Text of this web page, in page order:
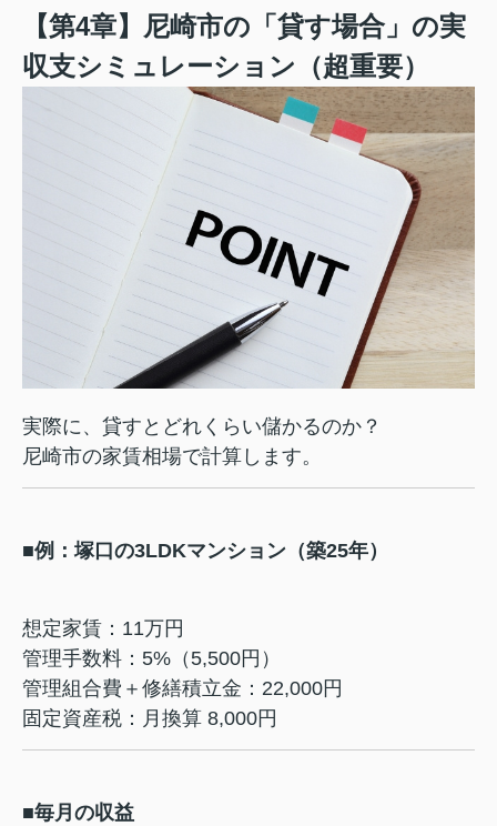
【第4章】尼崎市の「貸す場合」の実
収支シミュレーション（超重要）
実際に、貸すとどれくらい儲かるのか？
尼崎市の家賃相場で計算します。
■例：塚口の3LDKマンション（築25年）
想定家賃：11万円
管理手数料：5%（5,500円）
管理組合費＋修繕積立金：22,000円
固定資産税：月換算 8,000円
■毎月の収益